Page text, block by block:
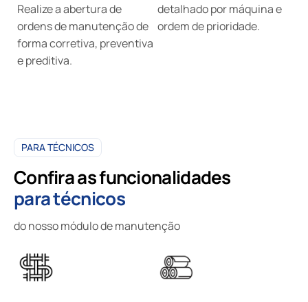
Realize a abertura de
ordens de manutenção de
forma corretiva, preventiva
e preditiva.
detalhado por máquina e
ordem de prioridade.
PARA TÉCNICOS
Confira as funcionalidades
para técnicos
do nosso módulo de manutenção